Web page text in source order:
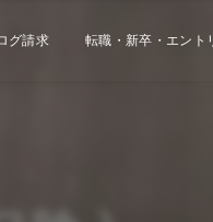
グ請求 転職・新卒・エント